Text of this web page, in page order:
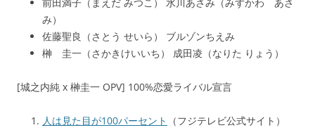
み）
佐藤聖良（さとう せいら） ブルゾンちえみ
榊 圭一（さかきけいいち） 成田凌（なりた りょう）
[城之内純 x 榊圭一 OPV] 100%恋愛ライバル宣言
人は見た目が100パーセント
（フジテレビ公式サイト）